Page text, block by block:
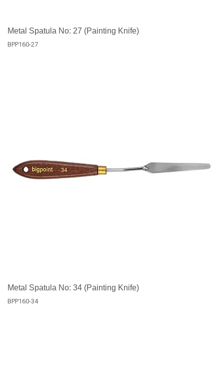
Metal Spatula No: 27 (Painting Knife)
BPP160-27
Metal Spatula No: 34 (Painting Knife)
BPP160-34